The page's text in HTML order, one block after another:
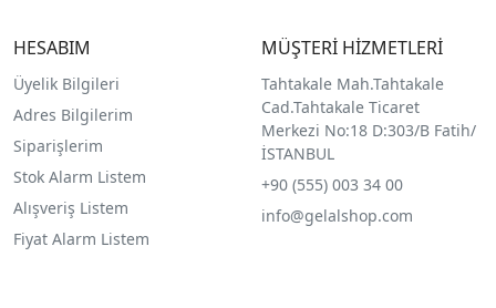
HESABIM
Üyelik Bilgileri
Adres Bilgilerim
Siparişlerim
Stok Alarm Listem
Alışveriş Listem
Fiyat Alarm Listem
MÜŞTERİ HİZMETLERİ
Tahtakale Mah.Tahtakale
Cad.Tahtakale Ticaret
Merkezi No:18 D:303/B Fatih/
İSTANBUL
+90 (555) 003 34 00
info@gelalshop.com